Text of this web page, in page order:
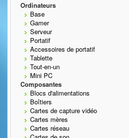
Ordinateurs
Base
Gamer
Serveur
Portatif
Accessoires de portatif
Tablette
Tout-en-un
Mini PC
Composantes
Blocs d'alimentations
Boîtiers
Cartes de capture vidéo
Cartes mères
Cartes réseau